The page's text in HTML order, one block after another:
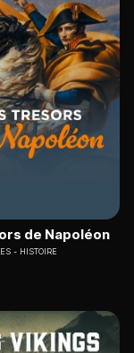
de Napoléon
HISTOIRE